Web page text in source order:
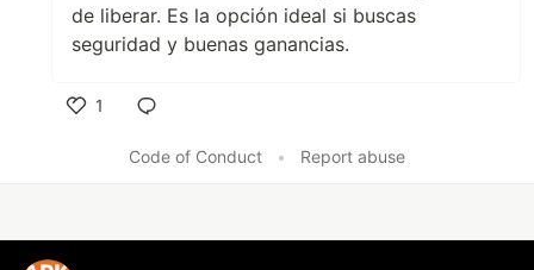
de liberar. Es la opción ideal si buscas
seguridad y buenas ganancias.
1
Code of Conduct
• Report abuse